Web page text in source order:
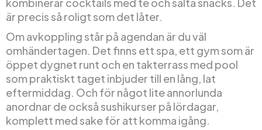
kombinerar cocktails med te och salta snacks. Det
är precis så roligt som det låter.
Om avkoppling står på agendan är du väl
omhändertagen. Det finns ett spa, ett gym som är
öppet dygnet runt och en takterrass med pool
som praktiskt taget inbjuder till en lång, lat
eftermiddag. Och för något lite annorlunda
anordnar de också sushikurser på lördagar,
komplett med sake för att komma igång.